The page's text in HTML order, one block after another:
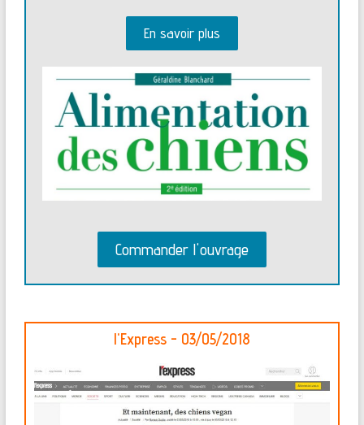
En savoir plus
Commander l'ouvrage
l'Express - 03/05/2018